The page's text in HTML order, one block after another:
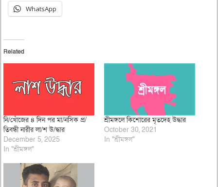
WhatsApp
Related
নি/খোঁজের ৪ দিন পর মা/নসিক প্র/
তিবন্ধী নারীর লা/শ উ/দ্ধার
December 5, 2025
In "শ্রীমঙ্গল"
শ্রীমঙ্গলে কিশোরের মৃতদেহ উদ্ধার
October 30, 2021
In "শ্রীমঙ্গল"